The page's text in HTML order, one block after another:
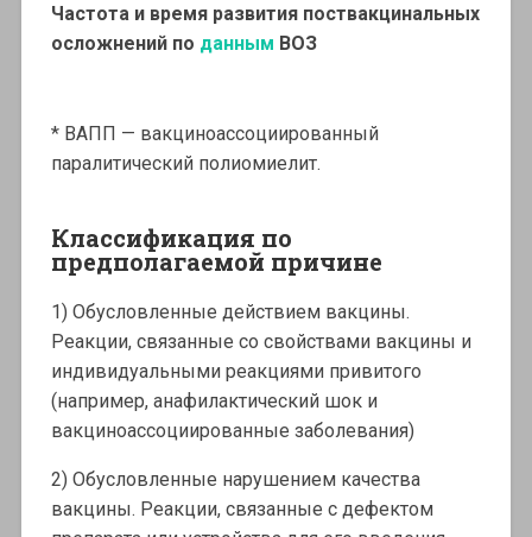
Частота и время развития поствакцинальных
осложнений по данным ВОЗ
* ВАПП — вакциноассоциированный
паралитический полиомиелит.
Классификация по
предполагаемой причине
1) Обусловленные действием вакцины.
Реакции, связанные со свойствами вакцины и
индивидуальными реакциями привитого
(например, анафилактический шок и
вакциноассоциированные заболевания)
2) Обусловленные нарушением качества
вакцины. Реакции, связанные с дефектом